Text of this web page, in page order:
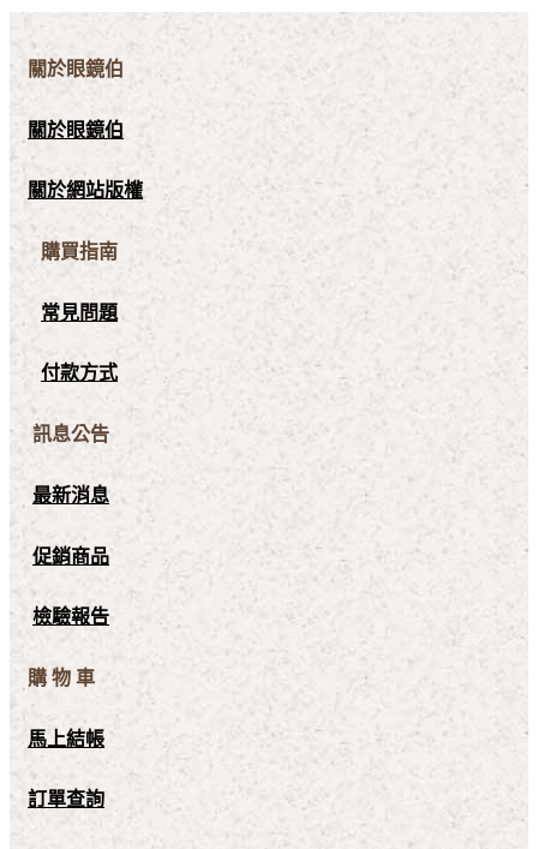
關於眼鏡伯
關於眼鏡伯
關於網站版權
購買指南
常見問題
付款方式
訊息公告
最新消息
促銷商品
檢驗報告
購 物 車
馬上結帳
訂單查詢